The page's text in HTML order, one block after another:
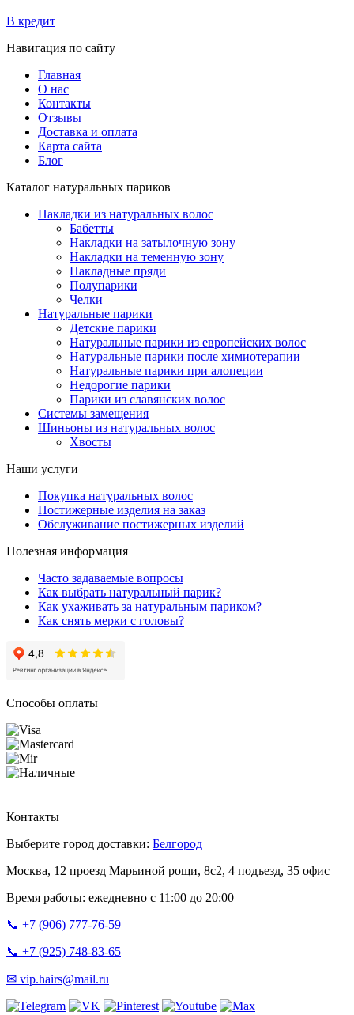
В кредит
Навигация по сайту
Главная
О нас
Контакты
Отзывы
Доставка и оплата
Карта сайта
Блог
Каталог натуральных париков
Накладки из натуральных волос
Бабетты
Накладки на затылочную зону
Накладки на теменную зону
Накладные пряди
Полупарики
Челки
Натуральные парики
Детские парики
Натуральные парики из европейских волос
Натуральные парики после химиотерапии
Натуральные парики при алопеции
Недорогие парики
Парики из славянских волос
Системы замещения
Шиньоны из натуральных волос
Хвосты
Наши услуги
Покупка натуральных волос
Постижерные изделия на заказ
Обслуживание постижерных изделий
Полезная информация
Часто задаваемые вопросы
Как выбрать натуральный парик?
Как ухаживать за натуральным париком?
Как снять мерки с головы?
Способы оплаты
Контакты
Выберите город доставки: Белгород
Москва, 12 проезд Марьиной рощи, 8с2, 4 подъезд, 35 офис
Время работы: ежедневно с 11:00 до 20:00
📞 +7 (906) 777-76-59
📞 +7 (925) 748-83-65
✉ vip.hairs@mail.ru